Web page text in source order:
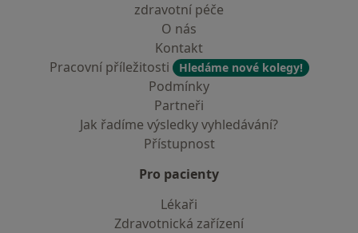
zdravotní péče
O nás
Kontakt
Pracovní příležitosti
Hledáme nové kolegy!
Podmínky
Partneři
Jak řadíme výsledky vyhledávání?
Přístupnost
Pro pacienty
Lékaři
Zdravotnická zařízení